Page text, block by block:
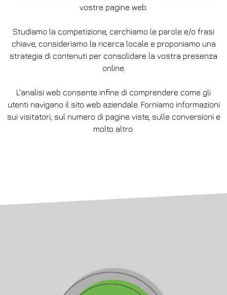
vostre pagine web.
Studiamo la competizione, cerchiamo le parole e/o frasi
chiave, consideriamo la ricerca locale e proponiamo una
strategia di contenuti per consolidare la vostra presenza
online.
L'analisi web consente infine di comprendere come gli
utenti navigano il sito web aziendale. Forniamo informazioni
sui visitatori, sul numero di pagine viste, sulle conversioni e
molto altro.